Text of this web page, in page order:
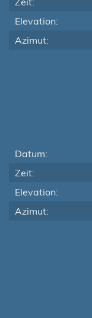
Elevation:
Azimut:
Datum:
Zeit:
Elevation:
Azimut: